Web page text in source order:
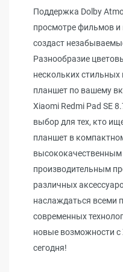
Поддержка Dolby
просмотре фильмов
создаст
Разнообразие
нескольких
планшет по вашему
Xiaomi Redmi Pad SE
выбор для тех, кто
планшет в
высококачественным
производительным
различных
наслаждаться всеми
современных
новые возможности с
сегодня!